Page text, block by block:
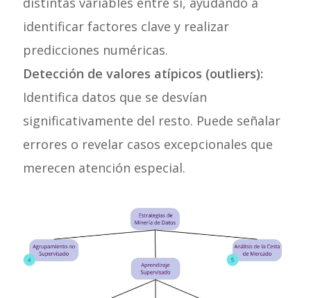
identificar factores clave y realizar
predicciones numéricas.
Detección de valores atípicos (outliers):
Identifica datos que se desvían
significativamente del resto. Puede señalar
errores o revelar casos excepcionales que
merecen atención especial.